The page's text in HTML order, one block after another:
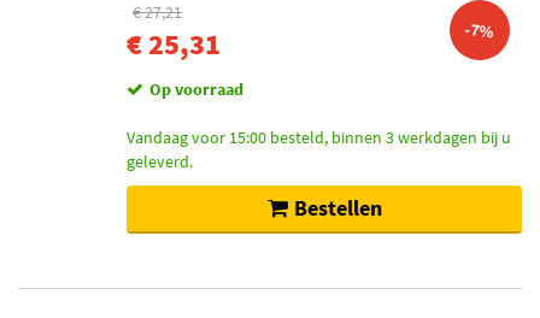
€ 27,21
€ 25,31 -7%
Op voorraad
Vandaag voor 15:00 besteld, binnen 3 werkdagen bij u
geleverd.
Bestellen